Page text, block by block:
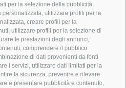
per la selezione della pubblicità,
utilizzare profili per la
creare profili per la
utilizzare profili per la selezione di
le prestazioni degli annunci,
comprendere il pubblico
di dati provenienti da fonti
i servizi, utilizzare dati limitati per la
la sicurezza, prevenire e rilevare
e presentare pubblicità e contenuto,
0472 760608/+39 0472
632372
ratschings.it